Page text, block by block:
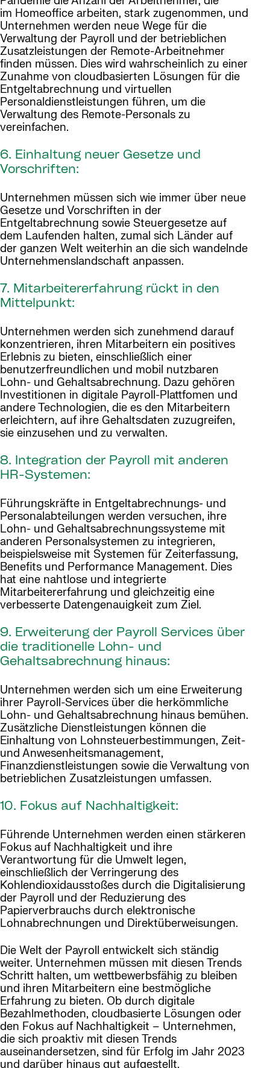
im Homeoffice arbeiten, stark zugenommen, und
Unternehmen werden neue Wege für die
Verwaltung der Payroll und der betrieblichen
Zusatzleistungen der Remote-Arbeitnehmer
finden müssen. Dies wird wahrscheinlich zu einer
Zunahme von cloudbasierten Lösungen für die
Entgeltabrechnung und virtuellen
Personaldienstleistungen führen, um die
Verwaltung des Remote-Personals zu
vereinfachen.
6. Einhaltung neuer Gesetze und
Vorschriften:
Unternehmen müssen sich wie immer über neue
Gesetze und Vorschriften in der
Entgeltabrechnung sowie Steuergesetze auf
dem Laufenden halten, zumal sich Länder auf
der ganzen Welt weiterhin an die sich wandelnde
Unternehmenslandschaft anpassen.
7. Mitarbeitererfahrung rückt in den
Mittelpunkt:
Unternehmen werden sich zunehmend darauf
konzentrieren, ihren Mitarbeitern ein positives
Erlebnis zu bieten, einschließlich einer
benutzerfreundlichen und mobil nutzbaren
Lohn- und Gehaltsabrechnung. Dazu gehören
Investitionen in digitale Payroll-Plattfomen und
andere Technologien, die es den Mitarbeitern
erleichtern, auf ihre Gehaltsdaten zuzugreifen,
sie einzusehen und zu verwalten.
8. Integration der Payroll mit anderen
HR-Systemen:
Führungskräfte in Entgeltabrechnungs- und
Personalabteilungen werden versuchen, ihre
Lohn- und Gehaltsabrechnungssysteme mit
anderen Personalsystemen zu integrieren,
beispielsweise mit Systemen für Zeiterfassung,
Benefits und Performance Management. Dies
hat eine nahtlose und integrierte
Mitarbeitererfahrung und gleichzeitig eine
verbesserte Datengenauigkeit zum Ziel.
9. Erweiterung der Payroll Services über
die traditionelle Lohn- und
Gehaltsabrechnung hinaus:
Unternehmen werden sich um eine Erweiterung
ihrer Payroll-Services über die herkömmliche
Lohn- und Gehaltsabrechnung hinaus bemühen.
Zusätzliche Dienstleistungen können die
Einhaltung von Lohnsteuerbestimmungen, Zeit-
und Anwesenheitsmanagement,
Finanzdienstleistungen sowie die Verwaltung von
betrieblichen Zusatzleistungen umfassen.
10. Fokus auf Nachhaltigkeit:
Führende Unternehmen werden einen stärkeren
Fokus auf Nachhaltigkeit und ihre
Verantwortung für die Umwelt legen,
einschließlich der Verringerung des
Kohlendioxidausstoßes durch die Digitalisierung
der Payroll und der Reduzierung des
Papierverbrauchs durch elektronische
Lohnabrechnungen und Direktüberweisungen.
Die Welt der Payroll entwickelt sich ständig
weiter. Unternehmen müssen mit diesen Trends
Schritt halten, um wettbewerbsfähig zu bleiben
und ihren Mitarbeitern eine bestmögliche
Erfahrung zu bieten. Ob durch digitale
Bezahlmethoden, cloudbasierte Lösungen oder
den Fokus auf Nachhaltigkeit – Unternehmen,
die sich proaktiv mit diesen Trends
auseinandersetzen, sind für Erfolg im Jahr 2023
und darüber hinaus gut aufgestellt.